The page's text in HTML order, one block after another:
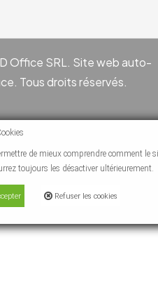
Office SRL. Site web auto-
Tous droits réservés.
de mieux comprendre comment le
toujours les désactiver ultérieurement.
Refuser les cookies